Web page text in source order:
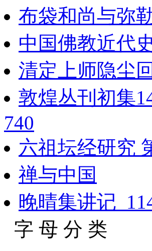
布袋和尚与弥
中国佛教近代
清定上师隐尘
敦煌丛刊初集
740
六祖坛经研究
禅与中国
晚晴集讲记
字 母 分 类